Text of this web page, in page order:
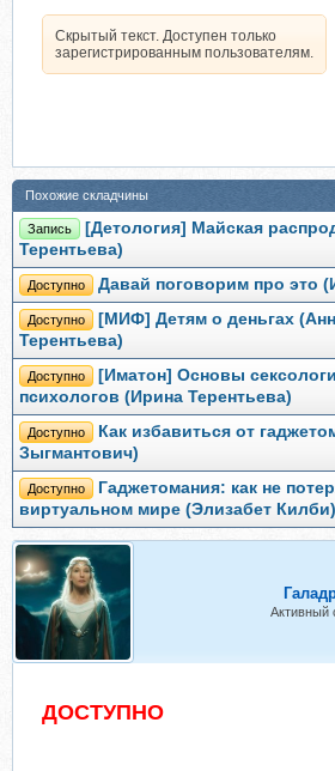
Скрытый текст. Доступен только
зарегистрированным пользователям.
Похожие складчины
Запись
[Детология] Майская
Терентьева)
Доступно Давай поговорим про это
Доступно
[МИФ] Детям о деньгах
Терентьева)
Доступно
[Иматон] Основы
психологов (Ирина Терентьева)
Доступно
Как избавиться от
Зыгмантович)
Доступно
Гаджетомания: как не
виртуальном мире (Элизабет Килби)
Активный
ДОСТУПНО